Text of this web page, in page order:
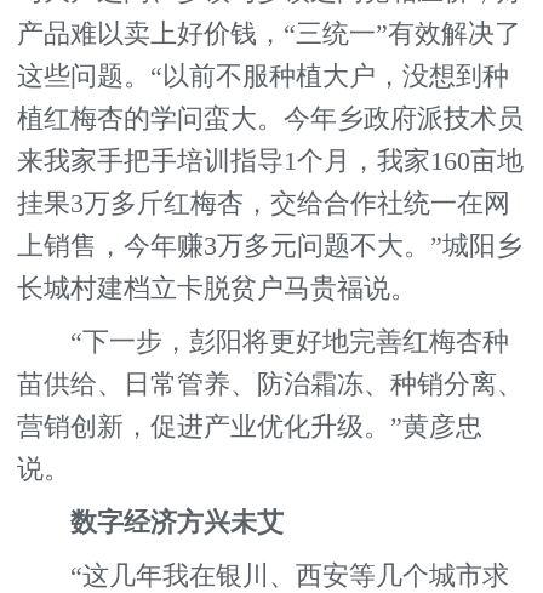
产品难以卖上好价钱，“三统一”有效解决了
这些问题。“以前不服种植大户，没想到种
植红梅杏的学问蛮大。今年乡政府派技术员
来我家手把手培训指导1个月，我家160亩地
挂果3万多斤红梅杏，交给合作社统一在网
上销售，今年赚3万多元问题不大。”城阳乡
长城村建档立卡脱贫户马贵福说。
“下一步，彭阳将更好地完善红梅杏种
苗供给、日常管养、防治霜冻、种销分离、
营销创新，促进产业优化升级。”黄彦忠
说。
数字经济方兴未艾
“这几年我在银川、西安等几个城市求